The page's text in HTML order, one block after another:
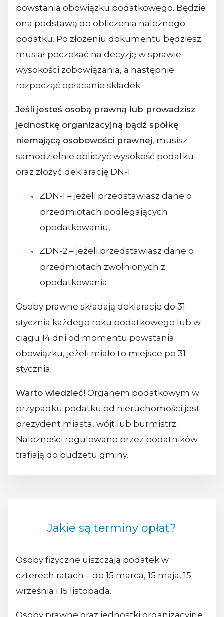
powstania obowiązku podatkowego. Będzie
ona podstawą do obliczenia należnego
podatku. Po złożeniu dokumentu będziesz
musiał poczekać na decyzję w sprawie
wysokości zobowiązania, a następnie
rozpocząć opłacanie składek.
Jeśli jesteś osobą prawną lub prowadzisz
jednostkę organizacyjną bądź spółkę
niemającą osobowości prawnej, musisz
samodzielnie obliczyć wysokość podatku
oraz złożyć deklarację DN-1:
ZDN-1 – jeżeli przedstawiasz dane o
przedmiotach podlegających
opodatkowaniu,
ZDN-2 – jeżeli przedstawiasz dane o
przedmiotach zwolnionych z
opodatkowania.
Osoby prawne składają deklaracje do 31
stycznia każdego roku podatkowego lub w
ciągu 14 dni od momentu powstania
obowiązku, jeżeli miało to miejsce po 31
stycznia.
Warto wiedzieć! Organem podatkowym w
przypadku podatku od nieruchomości jest
prezydent miasta, wójt lub burmistrz.
Należności regulowane przez podatników
trafiają do budżetu gminy.
Jakie są terminy opłat?
Osoby fizyczne uiszczają podatek w
czterech ratach – do 15 marca, 15 maja, 15
września i 15 listopada.